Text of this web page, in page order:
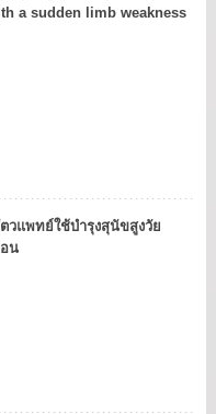
a sudden limb weakness
วแพทย์ใช้บำรุงสุนัขสูงวัย
น